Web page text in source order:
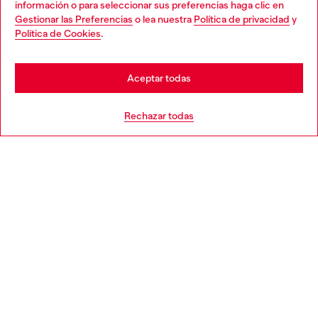
información o para seleccionar sus preferencias haga clic en
Gestionar las Preferencias o lea nuestra Política de privacidad y
Política de Cookies.
Rechazar todas
Aceptar todas
You are currently browsing España website, but it seems you
may be based in United States